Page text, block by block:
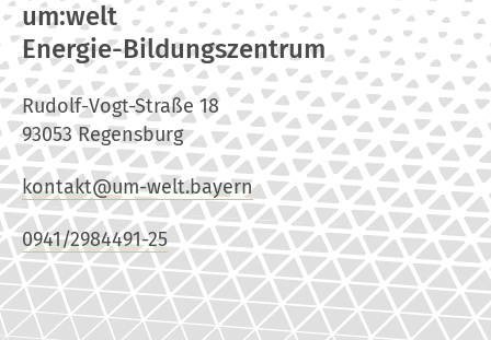
um:welt
Energie-Bildungszentrum
Rudolf-Vogt-Straße 18
93053 Regensburg
kontakt@um-welt.bayern
0941/2984491-25